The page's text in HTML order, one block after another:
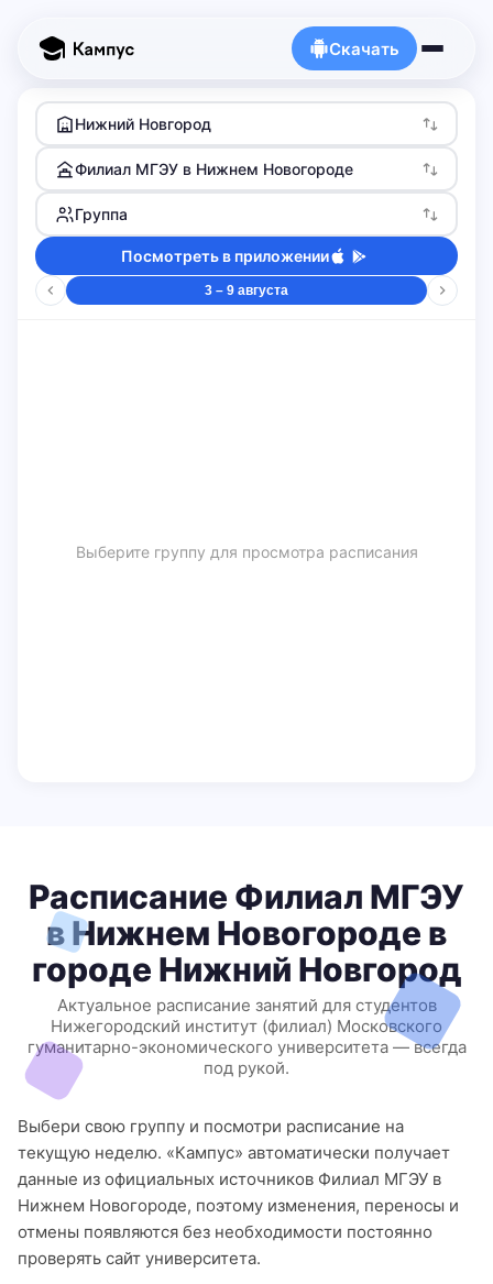
Скачать
Нижний Новгород
Филиал МГЭУ в Нижнем Новогороде
Группа
Посмотреть в приложении
3 – 9 августа
Выберите группу для просмотра расписания
Расписание Филиал МГЭУ
в Нижнем Новогороде в
городе Нижний Новгород
Актуальное расписание занятий для студентов
Нижегородский институт (филиал) Московского
гуманитарно-экономического университета — всегда
под рукой.
Выбери свою группу и посмотри расписание на
текущую неделю. «Кампус» автоматически получает
данные из официальных источников Филиал МГЭУ в
Нижнем Новогороде, поэтому изменения, переносы и
отмены появляются без необходимости постоянно
проверять сайт университета.